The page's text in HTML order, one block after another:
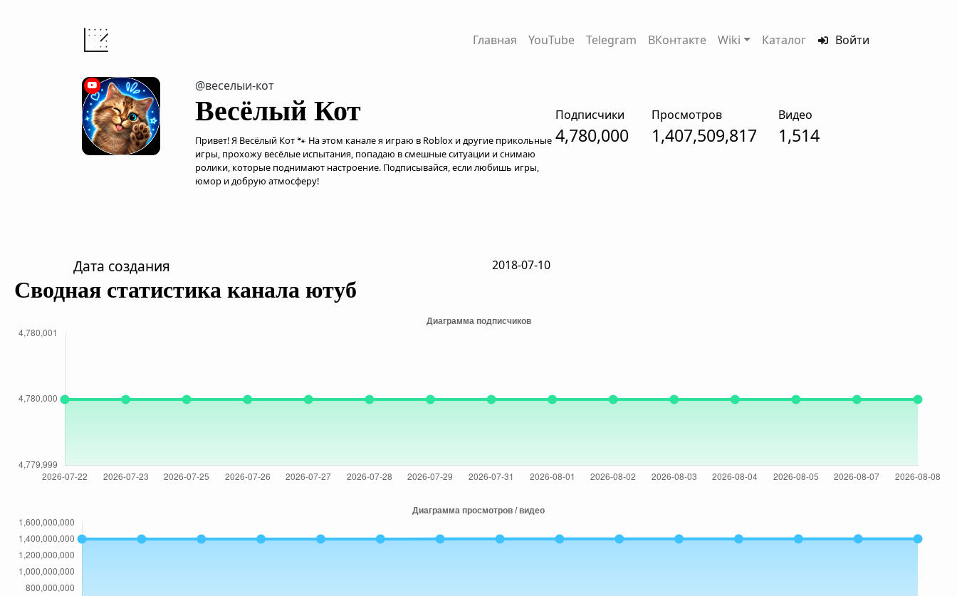
Главная YouTube Telegram ВКонтакте Wiki Каталог Войти
@веселыи-кот
Весёлый Кот
Привет! Я Весёлый Кот 🐾 На этом канале я играю в Roblox и другие прикольные
игры, прохожу весёлые испытания, попадаю в смешные ситуации и снимаю
ролики, которые поднимают настроение. Подписывайся, если любишь игры,
юмор и добрую атмосферу!
Подписчики
4,780,000
Просмотров
1,407,509,817
Видео
1,514
Дата создания 2018-07-10
Сводная статистика канала ютуб